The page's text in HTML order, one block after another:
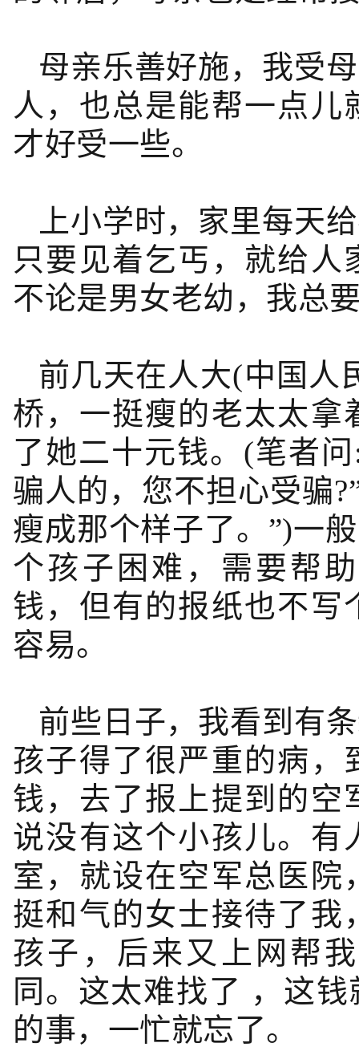
母亲乐善好施，我受
人，也总是能帮一点
才好受一些。
上小学时，家里每天
只要见着乞丐，就给
不论是男女老幼，我总
前几天在人大(中国人
桥，一挺瘦的老太太拿
了她二十元钱。(笔者
骗人的，您不担心受骗
瘦成那个样子了。”)一
个孩子困难，需要帮
钱，但有的报纸也不写
容易。
前些日子，我看到有
孩子得了很严重的病，
钱，去了报上提到的空
说没有这个小孩儿。有
室，就设在空军总医院
挺和气的女士接待了我
孩子，后来又上网帮
同。这太难找了 ，这
的事，一忙就忘了。